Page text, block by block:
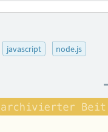
javascript
node.js